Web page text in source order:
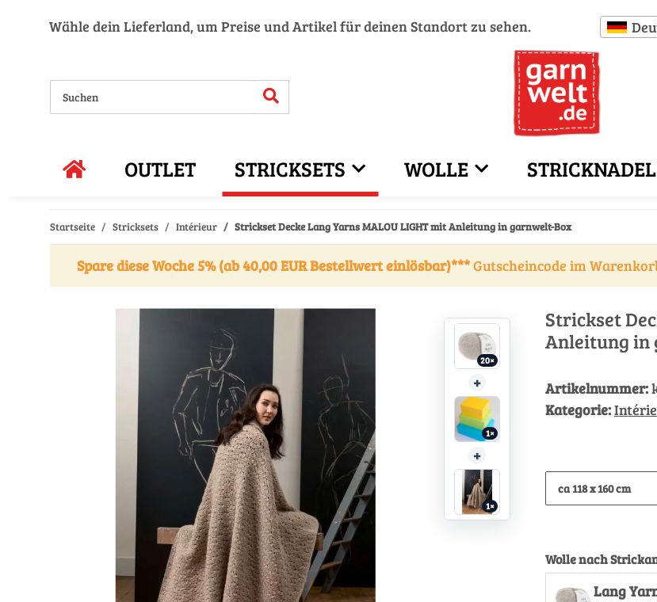
Wähle dein Lieferland, um Preise und Artikel für deinen Standort zu sehen.
OUTLET STRICKSETS WOLLE
Startseite Stricksets Intérieur Strickset Decke Lang Yarns MALOU LIGHT mit Anleitung in garnwelt-Box
Spare diese Woche 5% (ab 40,00 EUR Bestellwert einlösbar)***Gutscheincode im
20×
+
1×
+
1×
Strickset
Anleitung in
Artikelnummer:
Kategorie:
ca 118 x 160 cm
Wolle nach
Lang